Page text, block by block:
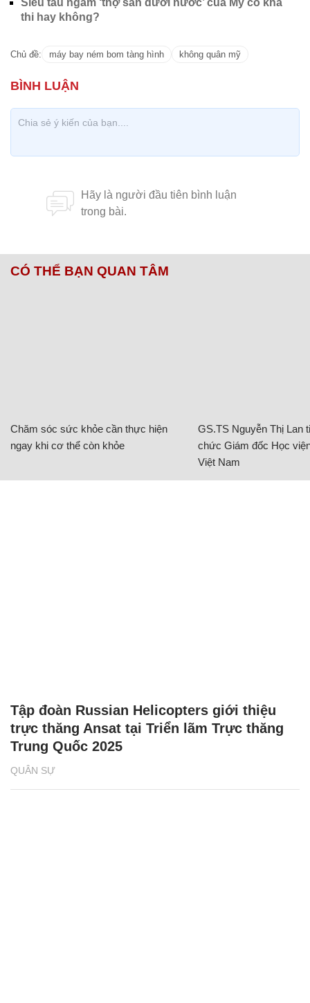
thi hay không?
Chủ đề: máy bay ném bom tàng hình không quân mỹ
CÓ THỂ BẠN QUAN TÂM
Chăm sóc sức khỏe cần thực hiện
ngay khi cơ thể còn khỏe
GS.TS Nguyễn Thị Lan
chức Giám đốc Học
Việt Nam
QUÂN SỰ
Tập đoàn Russian Helicopters giới thiệu
trực thăng Ansat tại Triển lãm Trực thăng
Trung Quốc 2025